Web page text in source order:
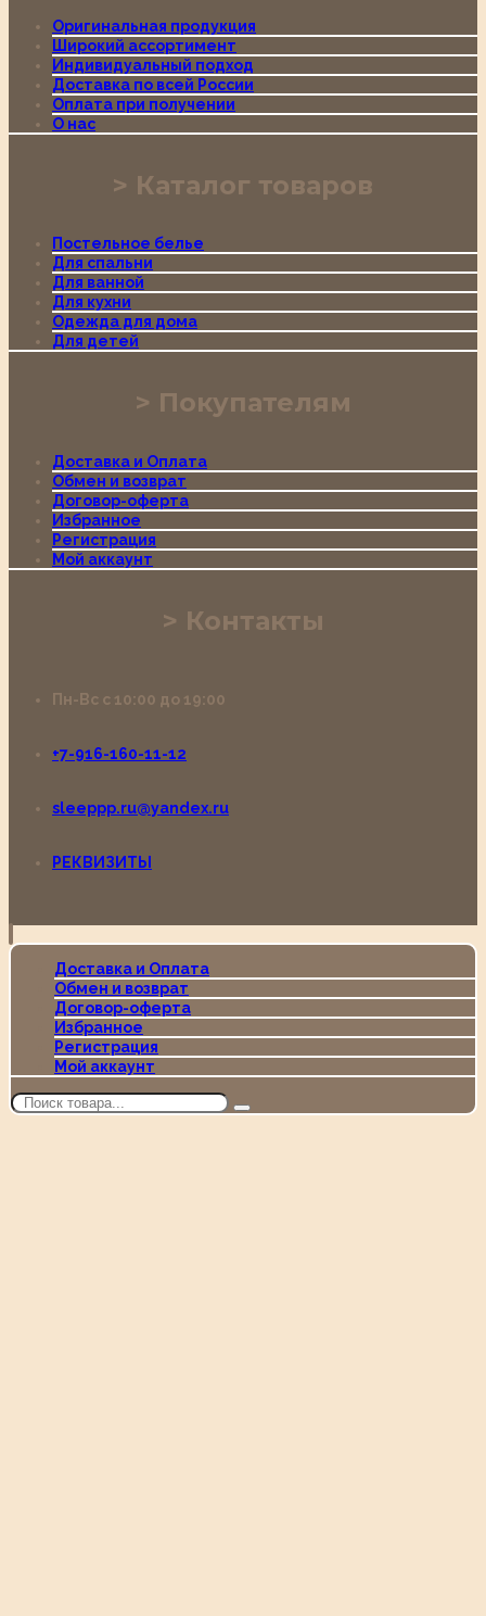
Оригинальная продукция
Широкий ассортимент
Индивидуальный подход
Доставка по всей России
Оплата при получении
О нас
Каталог товаров
Постельное белье
Для спальни
Для ванной
Для кухни
Одежда для дома
Для детей
Покупателям
Доставка и Оплата
Обмен и возврат
Договор-оферта
Избранное
Регистрация
Мой аккаунт
Контакты
Пн-Вс с 10:00 до 19:00
+7-916-160-11-12
sleeppp.ru@yandex.ru
РЕКВИЗИТЫ
Доставка и Оплата
Обмен и возврат
Договор-оферта
Избранное
Регистрация
Мой аккаунт